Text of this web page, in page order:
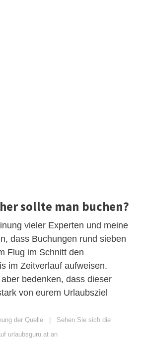
sollte man buchen?
vieler Experten und meine
dass Buchungen rund sieben
Flug im Schnitt den
im Zeitverlauf aufweisen.
bedenken, dass dieser
von eurem Urlaubsziel
der Quelle | Sehen Sie sich die
urlaubsguru.at an